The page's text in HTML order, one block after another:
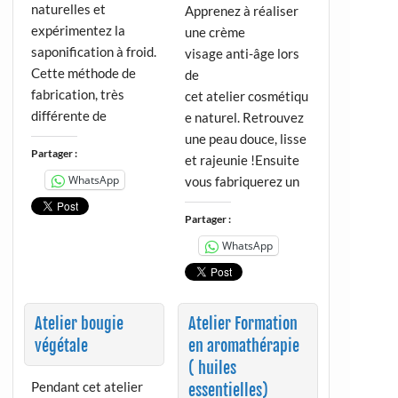
naturelles et
expérimentez la
saponification à froid.
Cette méthode de
fabrication, très
différente de
Partager :
WhatsApp
Apprenez à réaliser
une crème
visage anti-âge lors
de
cet atelier cosmétiqu
e naturel. Retrouvez
une peau douce, lisse
et rajeunie !Ensuite
vous fabriquerez un
Partager :
WhatsApp
Atelier bougie
végétale
Pendant cet atelier
Atelier Formation
en aromathérapie
( huiles
essentielles)